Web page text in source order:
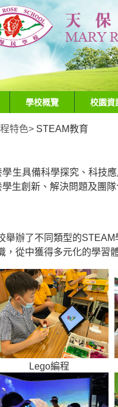
學校概覽 校園資
特色> STEAM教育
生具備科學探究、科技
生創新、解決問題及團隊
舉辦了不同類型的
，從中獲得多元化的學習
Lego編程